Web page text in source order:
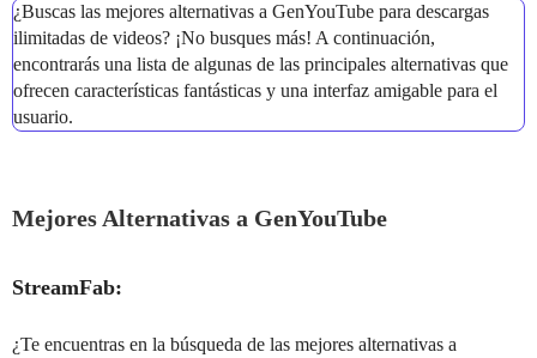
¿Buscas las mejores alternativas a GenYouTube para descargas
ilimitadas de videos? ¡No busques más! A continuación,
encontrarás una lista de algunas de las principales alternativas que
ofrecen características fantásticas y una interfaz amigable para el
usuario.
Mejores Alternativas a GenYouTube
StreamFab:
¿Te encuentras en la búsqueda de las mejores alternativas a